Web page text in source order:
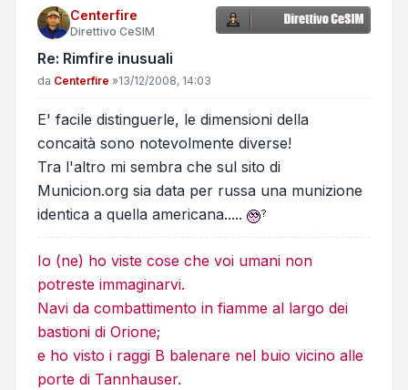
Centerfire
Direttivo CeSIM
Re: Rimfire inusuali
Messaggio
da Centerfire »13/12/2008, 14:03
E' facile distinguerle, le dimensioni della
concaità sono notevolmente diverse!
Tra l'altro mi sembra che sul sito di
Municion.org sia data per russa una munizione
identica a quella americana.....
Io (ne) ho viste cose che voi umani non
potreste immaginarvi.
Navi da combattimento in fiamme al largo dei
bastioni di Orione;
e ho visto i raggi B balenare nel buio vicino alle
porte di Tannhauser.